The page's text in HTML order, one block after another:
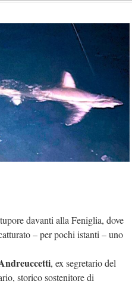
davanti alla Feniglia, dove
– per pochi istanti – uno
, ex segretario del
storico sostenitore di